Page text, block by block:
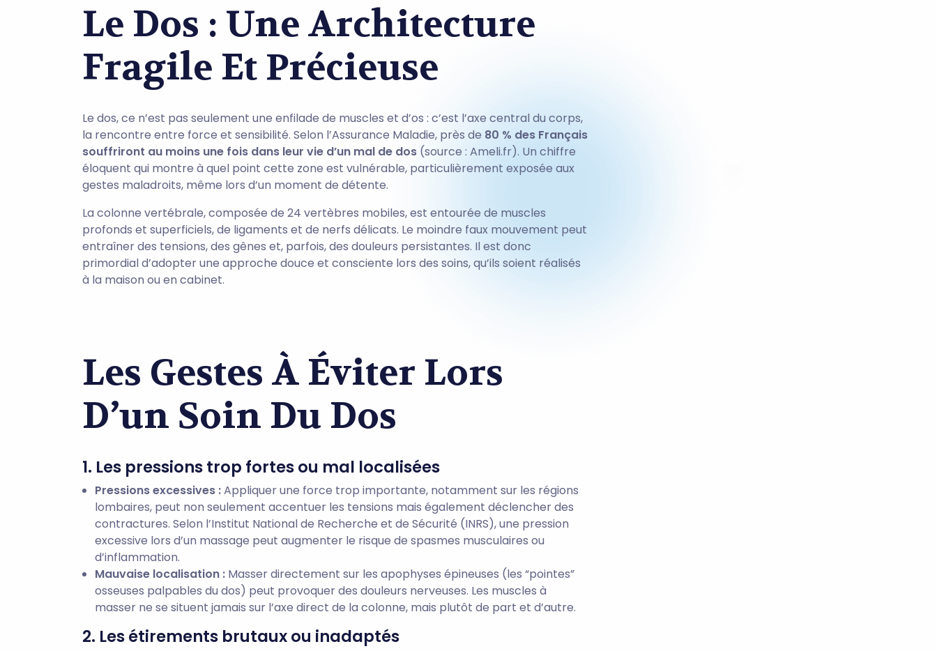
Le Dos : Une Architecture
Fragile Et Précieuse
Le dos, ce n’est pas seulement une enfilade de muscles et d’os : c’est l’axe central du corps,
la rencontre entre force et sensibilité. Selon l’Assurance Maladie, près de 80 % des Français
souffriront au moins une fois dans leur vie d’un mal de dos (source : Ameli.fr). Un chiffre
éloquent qui montre à quel point cette zone est vulnérable, particulièrement exposée aux
gestes maladroits, même lors d’un moment de détente.
La colonne vertébrale, composée de 24 vertèbres mobiles, est entourée de muscles
profonds et superficiels, de ligaments et de nerfs délicats. Le moindre faux mouvement peut
entraîner des tensions, des gênes et, parfois, des douleurs persistantes. Il est donc
primordial d’adopter une approche douce et consciente lors des soins, qu’ils soient réalisés
à la maison ou en cabinet.
Les Gestes À Éviter Lors
D’un Soin Du Dos
1. Les pressions trop fortes ou mal localisées
Pressions excessives :Appliquer une force trop importante, notamment sur les régions
lombaires, peut non seulement accentuer les tensions mais également déclencher des
contractures. Selon l’Institut National de Recherche et de Sécurité (INRS), une pression
excessive lors d’un massage peut augmenter le risque de spasmes musculaires ou
d’inflammation.
Mauvaise localisation :Masser directement sur les apophyses épineuses (les “pointes”
osseuses palpables du dos) peut provoquer des douleurs nerveuses. Les muscles à
masser ne se situent jamais sur l’axe direct de la colonne, mais plutôt de part et d’autre.
2. Les étirements brutaux ou inadaptés